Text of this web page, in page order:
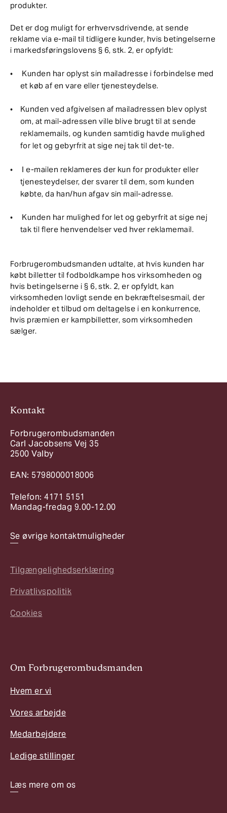
produkter.
Det er dog muligt for erhvervsdrivende, at sende
reklame via e-mail til tidligere kunder, hvis betingelserne
i markedsføringslovens § 6, stk. 2, er opfyldt:
Kunden har oplyst sin mailadresse i forbindelse med
et køb af en vare eller tjenesteydelse.
Kunden ved afgivelsen af mailadressen blev oplyst
om, at mail-adressen ville blive brugt til at sende
reklamemails, og kunden samtidig havde mulighed
for let og gebyrfrit at sige nej tak til det-te.
I e-mailen reklameres der kun for produkter eller
tjenesteydelser, der svarer til dem, som kunden
købte, da han/hun afgav sin mail-adresse.
Kunden har mulighed for let og gebyrfrit at sige nej
tak til flere henvendelser ved hver reklamemail.
Forbrugerombudsmanden udtalte, at hvis kunden har
købt billetter til fodboldkampe hos virksomheden og
hvis betingelserne i § 6, stk. 2, er opfyldt, kan
virksomheden lovligt sende en bekræftelsesmail, der
indeholder et tilbud om deltagelse i en konkurrence,
hvis præmien er kampbilletter, som virksomheden
sælger.
Kontakt
Forbrugerombudsmanden
Carl Jacobsens Vej 35
2500 Valby
EAN: 5798000018006
Telefon: 4171 5151
Mandag-fredag 9.00-12.00
Se øvrige kontaktmuligheder
Tilgængelighedserklæring
Privatlivspolitik
Cookies
Om Forbrugerombudsmanden
Hvem er vi
Vores arbejde
Medarbejdere
Ledige stillinger
Læs mere om os